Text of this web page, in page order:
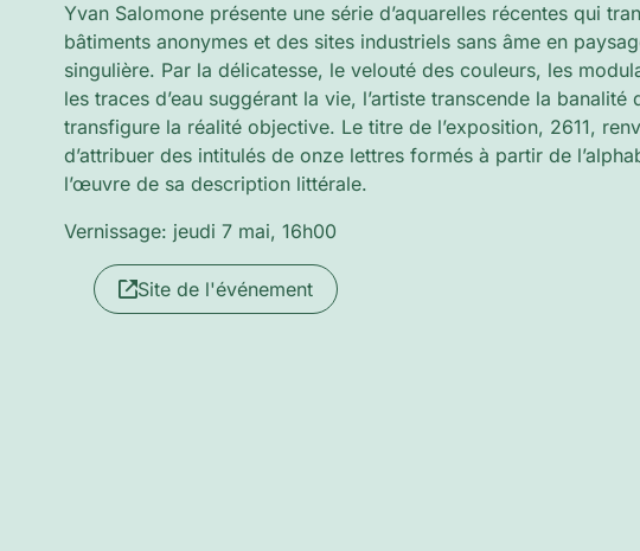
Yvan Salomone présente une série d’aquarelles récentes qui
bâtiments anonymes et des sites industriels sans âme en
singulière. Par la délicatesse, le velouté des couleurs, les
les traces d’eau suggérant la vie, l’artiste transcende la banalité
transfigure la réalité objective. Le titre de l’exposition, 2611,
d’attribuer des intitulés de onze lettres formés à partir de
l’œuvre de sa description littérale.
Vernissage: jeudi 7 mai, 16h00
Site de l'événement